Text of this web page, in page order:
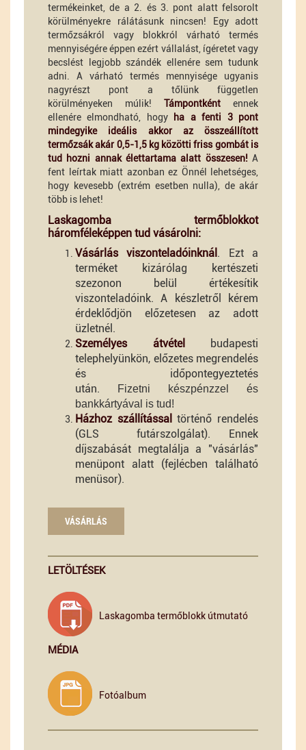
termékeinket, de a 2. és 3. pont alatt felsorolt
körülményekre rálátásunk nincsen! Egy adott
termőzsákról vagy blokkról várható termés
mennyiségére éppen ezért vállalást, ígéretet vagy
becslést legjobb szándék ellenére sem tudunk
adni. A várható termés mennyisége ugyanis
nagyrészt pont a tőlünk független
körülményeken múlik! Támpontként ennek
ellenére elmondható, hogy ha a fenti 3 pont
mindegyike ideális akkor az összeállított
termőzsák akár 0,5-1,5 kg közötti friss gombát is
tud hozni annak élettartama alatt összesen! A
fent leírtak miatt azonban ez Önnél lehetséges,
hogy kevesebb (extrém esetben nulla), de akár
több is lehet!
Laskagomba termőblokkot
háromféleképpen tud vásárolni:
Vásárlás viszonteladóinknál . Ezt a
terméket kizárólag kertészeti
szezonon belül értékesítik
viszonteladóink. A készletről kérem
érdeklődjön előzetesen az adott
üzletnél.
Személyes átvétel
budapesti
telephelyünkön, előzetes megrendelés
és időpontegyeztetés
után.
Fizetni
készpénzzel és
bankkártyával is tud!
Házhoz szállítással történő rendelés
(GLS futárszolgálat). Ennek
díjszabását megtalálja a "vásárlás"
menüpont alatt (fejlécben található
menüsor).
VÁSÁRLÁS
LETÖLTÉSEK
Laskagomba termőblokk útmutató
MÉDIA
Fotóalbum